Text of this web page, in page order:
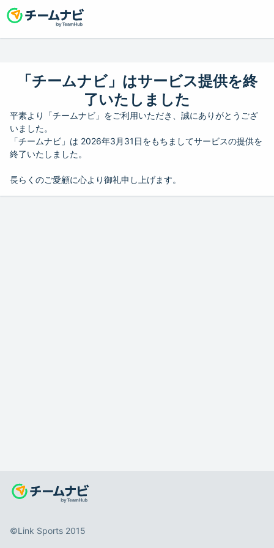
「チームナビ」はサービス提供を終
了いたしました
平素より「チームナビ」をご利用いただき、誠にありがとうござ
いました。
「チームナビ」は 2026年3月31日をもちましてサービスの提供を
終了いたしました。
長らくのご愛顧に心より御礼申し上げます。
©️Link Sports 2015